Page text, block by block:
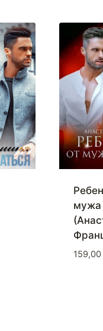
мужа
159,00